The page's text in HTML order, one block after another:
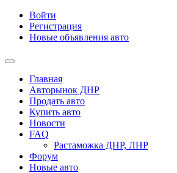
Войти
Регистрация
Новые объявления авто
Главная
Авторынок ДНР
Продать авто
Купить авто
Новости
FAQ
Растаможка ДНР, ЛНР
Форум
Новые авто